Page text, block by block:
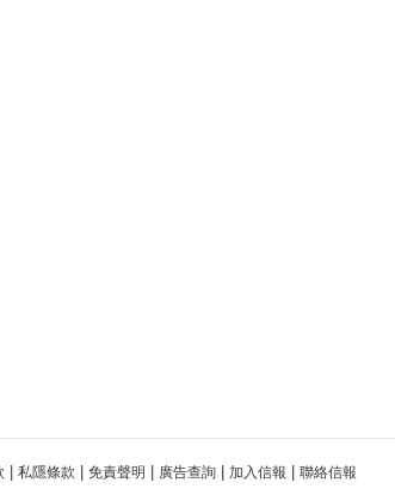
私隱條款 免責聲明 廣告查詢 加入信報 聯絡信報